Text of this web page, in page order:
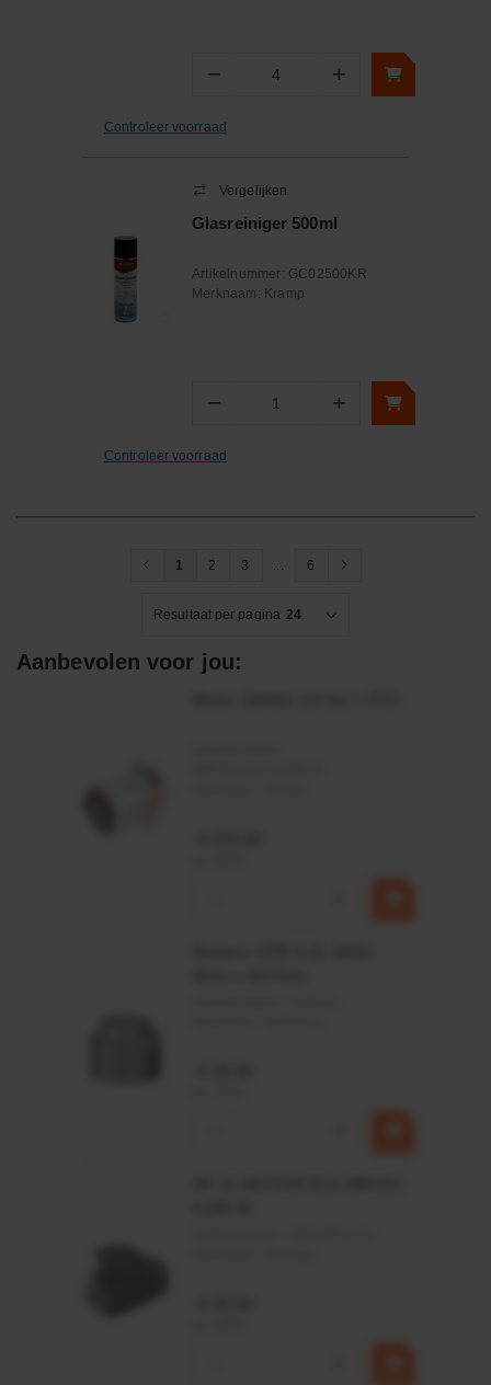
− +
Controleer voorraad
Vergelijken
Glasreiniger 500ml
Artikelnummer: GC02500KR
Merknaam: Kramp
− Aantal +
Controleer voorraad
1 2 3 ... 6
Resultaat per pagina 24
Aanbevolen voor jou: